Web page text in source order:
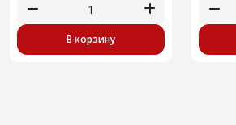
В корзину